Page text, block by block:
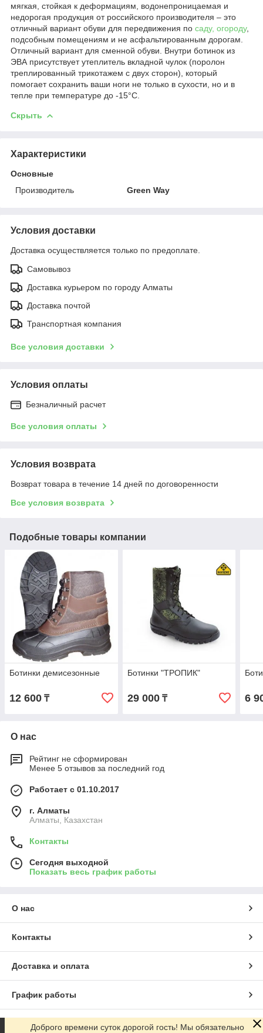
мягкая, стойкая к деформациям, водонепроницаемая и
недорогая продукция от российского производителя – это
отличный вариант обуви для передвижения по саду, огороду,
подсобным помещениям и не асфальтированным дорогам.
Отличный вариант для сменной обуви. Внутри ботинок из
ЭВА присутствует утеплитель вкладной чулок (поролон
треплированный трикотажем с двух сторон), который
помогает сохранить ваши ноги не только в сухости, но и в
тепле при температуре до -15°С.
Скрыть
Характеристики
Основные
Производитель
Green Way
Условия доставки
Доставка осуществляется только по предоплате.
Самовывоз
Доставка курьером по городу Алматы
Доставка почтой
Транспортная компания
Все условия доставки
Условия оплаты
Безналичный расчет
Все условия оплаты
Условия возврата
Возврат товара в течение 14 дней по договоренности
Все условия возврата
Подобные товары компании
Ботинки демисезонные
12 600 ₸
Ботинки "ТРОПИК"
29 000₸ 6
О нас
Рейтинг не сформирован
Менее 5 отзывов за последний год
Работает с 01.10.2017
г. Алматы
Алматы, Казахстан
Контакты
Сегодня выходной
Показать весь график работы
О нас
Контакты
Доставка и оплата
График работы
Полная версия сайта
Доброго времени суток дорогой гость! Мы обязательно